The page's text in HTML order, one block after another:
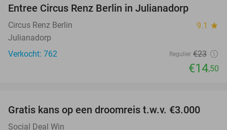
Entree Circus Renz Berlin in Julianadorp
Circus Renz Berlin 9.1 star
Julianadorp
Verkocht: 762
Regulier €23
€14,50
Gratis kans op een droomreis t.w.v. €3.000
Social Deal Win